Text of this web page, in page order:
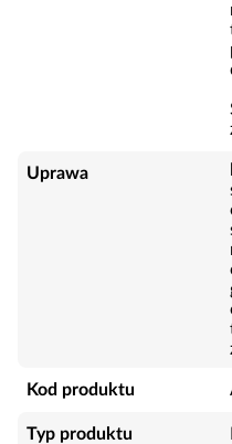
Uprawa
Kod produktu
Typ produktu